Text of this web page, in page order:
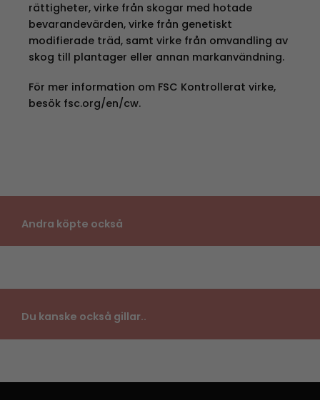
rättigheter, virke från skogar med hotade
bevarandevärden, virke från genetiskt
modifierade träd, samt virke från omvandling av
skog till plantager eller annan markanvändning.
För mer information om FSC Kontrollerat virke,
besök fsc.org/en/cw.
Andra köpte också
Du kanske också gillar..